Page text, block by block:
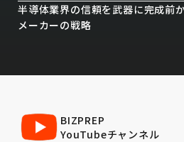
半導体業界の信頼を武器に完成前
メーカーの戦略
BIZPREP
YouTubeチャンネル